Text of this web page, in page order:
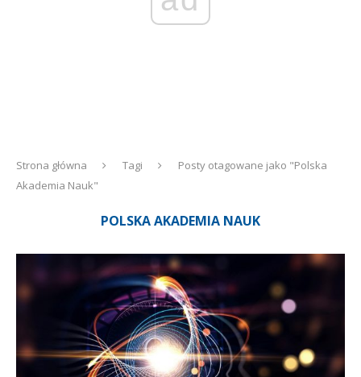
Strona główna Tagi
Posty otagowane jako "Polska
Akademia Nauk"
POLSKA AKADEMIA NAUK